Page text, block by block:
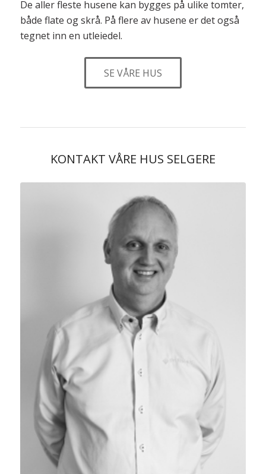
De aller fleste husene kan bygges på ulike tomter,
både flate og skrå. På flere av husene er det også
tegnet inn en utleiedel.
SE VÅRE HUS
KONTAKT VÅRE HUS SELGERE